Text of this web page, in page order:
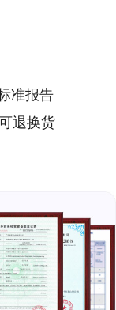
准报告
退换货